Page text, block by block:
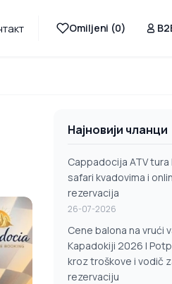
Omiljeni (0)
Најновији чланци
Cappadocija ATV tura
safari kvadovima i
rezervacija
26-07-2026
Cene balona na vrući
Kapadokiji 2026 |
kroz troškove i vodič
rezervaciju